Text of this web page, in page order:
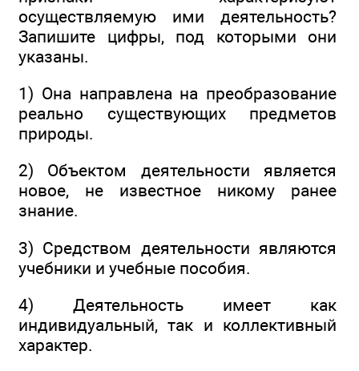
осуществляемую ими деятельность?
Запишите цифры, под которыми они
указаны.
1) Она направлена на преобразование
реально существующих предметов
природы.
2) Объектом деятельности является
новое, не известное никому ранее
знание.
3) Средством деятельности являются
учебники и учебные пособия.
4) Деятельность имеет как
индивидуальный, так и коллективный
характер.